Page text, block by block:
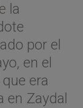
la
por el
en el
era
en Zaydal